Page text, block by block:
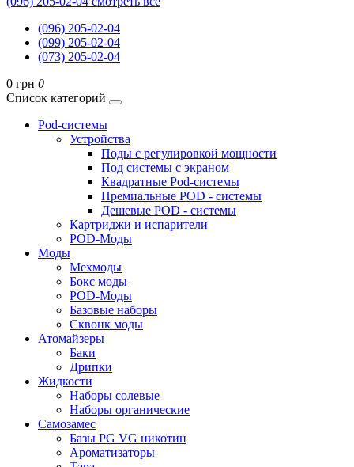
(096) 205-02-04
(099) 205-02-04
(073) 205-02-04
0 грн 0
Список категорий
Pod-системы
Устройства
Поды с регулировкой мощности
Под системы с экраном
Квадратные Pod-системы
Премиальные POD - системы
Дешевые POD - системы
Картриджи и испарители
POD-Моды
Моды
Мехмоды
Бокс моды
POD-Моды
Базовые наборы
Сквонк моды
Атомайзеры
Баки
Дрипки
Жидкости
Наборы солевые
Наборы органические
Самозамес
Базы PG VG никотин
Ароматизаторы